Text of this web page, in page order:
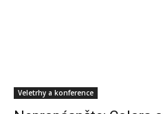
Veletrhy a konference